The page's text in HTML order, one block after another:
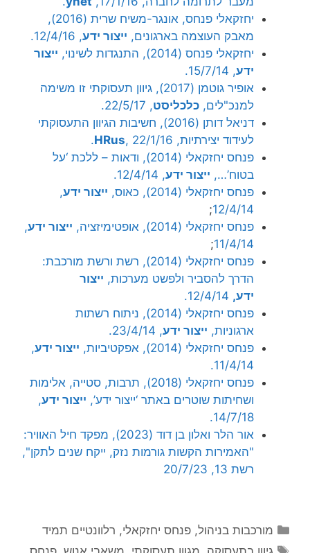
יחזקאלי פנחס, אונגר-משיח שרית (2016),
מאבק העוצמה בארגונים, ייצור ידע, 12/4/16.
יחזקאלי פנחס (2014), התנגדות לשינוי,
ייצור
ידע, 15/7/14.
אופיר גוטמן (2017), גיוון תעסוקתי זו משימה
למנכ"לים, כלכליסט, 22/5/17.
דניאל דותן (2016), חשיבות הגיוון התעסוקתי
לעידוד יצירתיות,
HRus, 22/1/16.
פנחס יחזקאלי (2014), ודאות – ללכת ‘על
בטוח’…, ייצור ידע, 12/4/14.
פנחס יחזקאלי (2014), כאוס,
ייצור ידע,
12/4/14
;
פנחס יחזקאלי (2014), אופטימיזציה,
ייצור ידע,
11/4/14
;
פנחס יחזקאלי (2014), רשת ורשת מורכבת:
הדרך להסביר ולפשט מערכות, ייצור
ידע,
פנחס יחזקאלי (2014), ניתוח רשתות
ארגוניות, ייצור ידע, 23/4/14.
פנחס יחזקאלי (2014), אפקטיביות,
ייצור ידע,
11/4/14.
פנחס יחזקאלי (2018), תרבות, סטייה, אלימות
ושחיתות שוטרים באתר ‘ייצור ידע’, ייצור ידע,
14/7/18.
אור הלר ואלון בן דוד (2023), מפקד חיל האוויר:
"האמירות הקשות גורמות נזק, ייקח שנים לתקן",
רשת 13, 20/7/23
קטגוריות
מורכבות בניהול,פנחס יחזקאלי, רלוונטיים תמיד
תגיות